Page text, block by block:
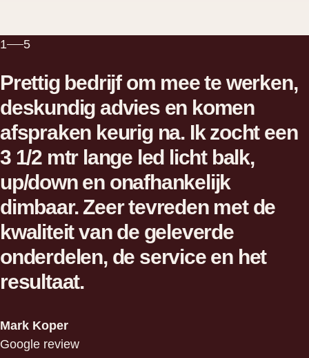
1 5
Prettig bedrijf om mee te werken,
deskundig advies en komen
afspraken keurig na. Ik zocht een
3 1/2 mtr lange led licht balk,
up/down en onafhankelijk
dimbaar. Zeer tevreden met de
kwaliteit van de geleverde
onderdelen, de service en het
resultaat.
Mark Koper
Google review
Johan Tirions
Danny van Kuik
Alberto Crosio